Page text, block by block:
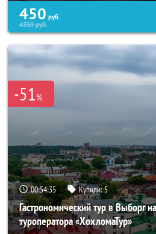
450 руб.
4550руб.
-51%
00:54:33 Купили:5
Гастрономический тур в Выборг
туроператора «ХохломаТур»